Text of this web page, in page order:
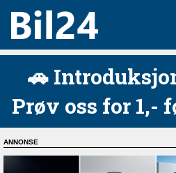
🚗
Prøv oss for 1,-